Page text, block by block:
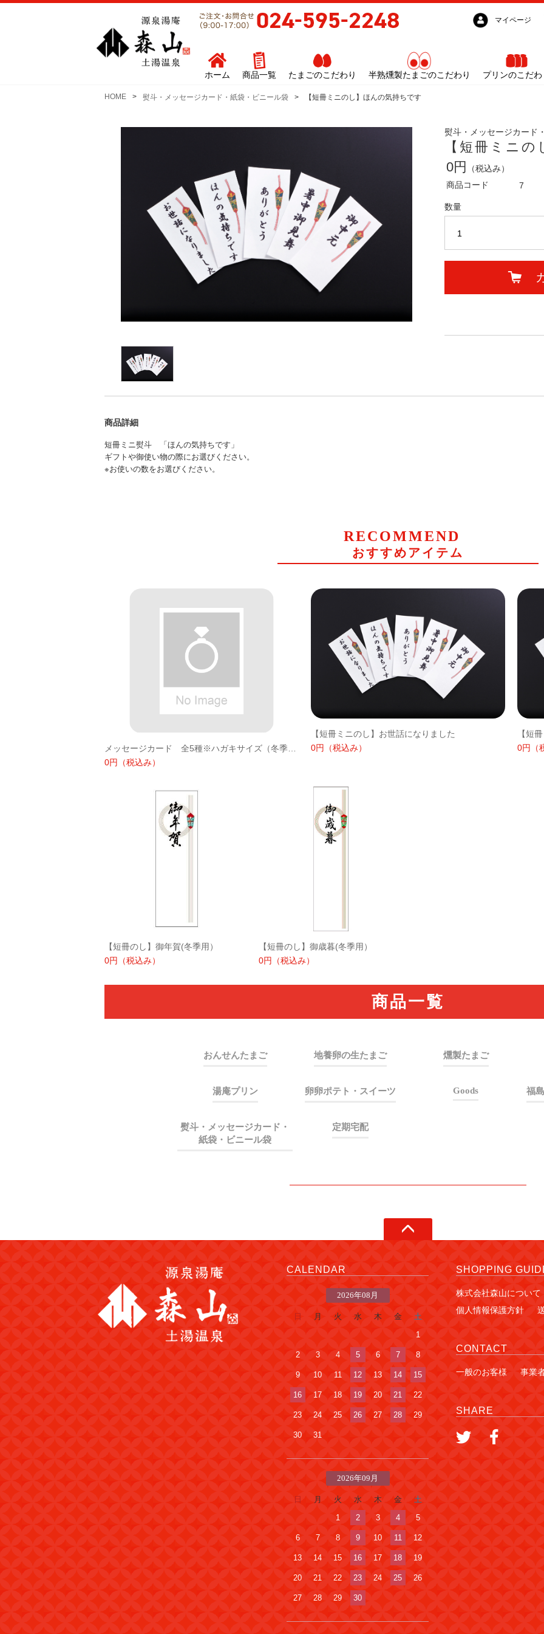
マイページ
ホーム 商品一覧 たまごのこだわり 半熟燻製たまごのこだわり プリンのこだわ
HOME 熨斗・メッセージカード・紙袋・ビニール袋 【短冊ミニのし】ほんの気持ちです
熨斗・メッセージカード
【短冊ミニ
0円
（税込み）
商品コード
7
数量
商品詳細
短冊ミニ熨斗 「ほんの気持ちです」
ギフトや御使い物の際にお選びください。
※お使いの数をお選びください。
RECOMMEND
おすすめアイテム
0円
（税込み）
【短冊ミニのし】お世話になりました
0円 （税込み）
【短
0円
【短冊のし】御年賀(冬季用）
0円
（税込み）
【短冊のし】御歳暮(冬季用）
0円
（税込み）
商品一覧
おんせんたまご 地養卵の生たまご 燻製たまご
湯庵プリン 卵卵ポテト・スイーツ Goods 福
熨斗・メッセージカード・
紙袋・ビニール袋
定期宅配
CALENDAR
2026年08月
日 月 火 水 木 金
土
1
2 3 4 5 6 7 8
9 10 11 12 13 14 15
16 17 18 19 20 21 22
23 24 25 26 27 28 29
30 31
2026年09月
日 月 火 水 木 金
土
1
2 3 4 5
6 7 8 9 10 11 12
13 14 15 16 17 18 19
20 21 22 23 24 25 26
27 28 29 30
SHOPPING
株式会社森山について
個人情報保護方針
CONTACT
一般のお客様 事業
SHARE